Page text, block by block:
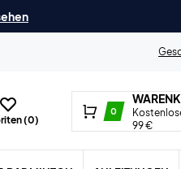
(0)
0
99 €